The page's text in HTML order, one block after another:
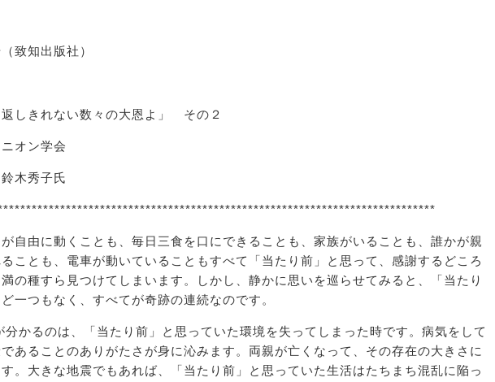
致知出版社）
しきれない数々の大恩よ」 その２
オン学会
木秀子氏
自由に動くことも、毎日三食を口にできることも、家族がいることも、誰かが親
ことも、電車が動いていることもすべて「当たり前」と思って、感謝するどころ
の種すら見つけてしまいます。しかし、静かに思いを巡らせてみると、「当たり
一つもなく、すべてが奇跡の連続なのです。
かるのは、「当たり前」と思っていた環境を失ってしまった時です。病気をして
あることのありがたさが身に沁みます。両親が亡くなって、その存在の大きさに
。大きな地震でもあれば、「当たり前」と思っていた生活はたちまち混乱に陥っ